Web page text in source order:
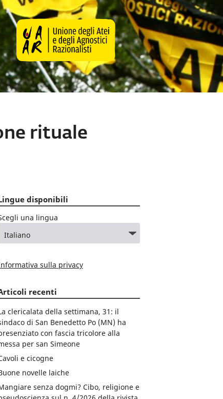
rituale
disponibili
una lingua
sulla privacy
recenti
clericalata della settimana, 31: il
di San Benedetto Po (MN) ha
con fascia tricolore alla
per san Simeone
e cicogne
novelle laiche
senza dogmi? Cibo, religione e